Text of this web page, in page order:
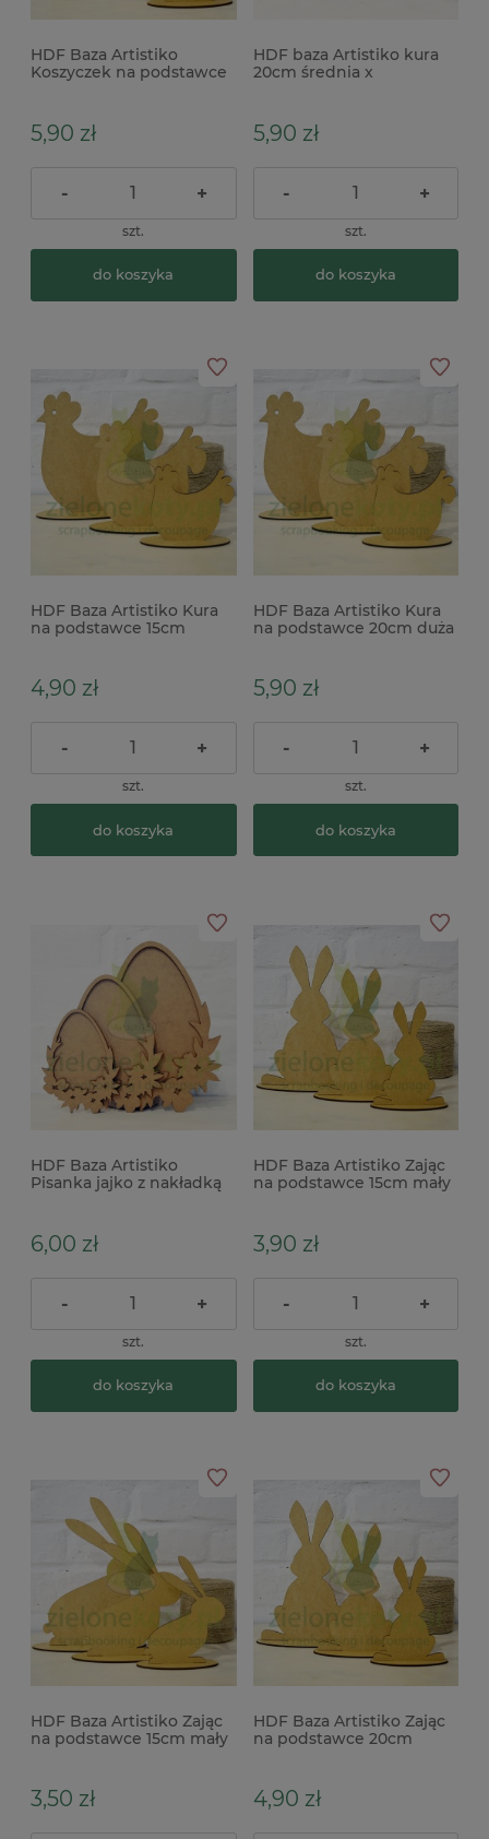
HDF Baza Artistiko
Koszyczek na podstawce
5,90 zł
- +
szt.
do koszyka
HDF baza Artistiko kura
20cm średnia x
5,90 zł
- +
szt.
do koszyka
HDF Baza Artistiko Kura
na podstawce 15cm
4,90 zł
- +
szt.
do koszyka
HDF Baza Artistiko Kura
na podstawce 20cm duża
5,90 zł
- +
szt.
do koszyka
HDF Baza Artistiko
Pisanka jajko z nakładką
6,00 zł
- +
szt.
do koszyka
HDF Baza Artistiko Zając
na podstawce 15cm mały
3,90 zł
- +
szt.
do koszyka
HDF Baza Artistiko Zając
na podstawce 15cm mały
3,50 zł
HDF Baza Artistiko Zając
na podstawce 20cm
4,90 zł